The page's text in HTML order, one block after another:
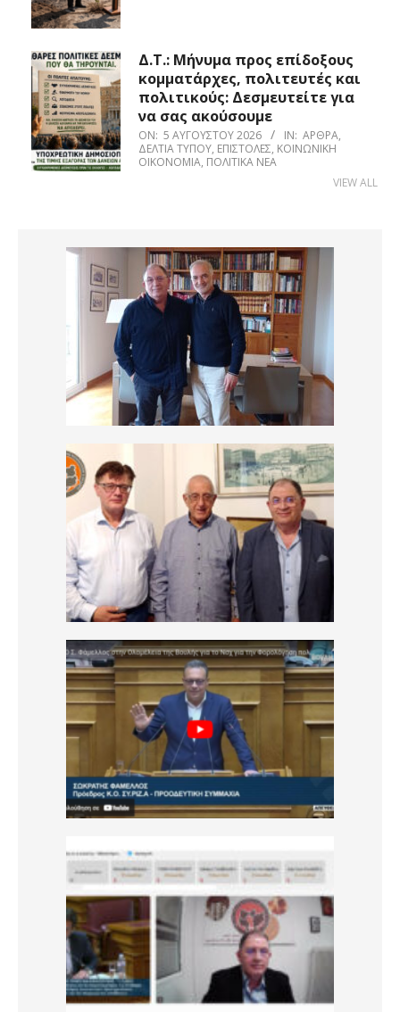
Δ.Τ.: Μήνυμα προς επίδοξους
κομματάρχες, πολιτευτές και
πολιτικούς: Δεσμευτείτε για
να σας ακούσουμε
ON: 5 ΑΥΓΟΎΣΤΟΥ 2026 IN: ΆΡΘΡΑ,
ΔΕΛΤΊΑ ΤΎΠΟΥ, ΕΠΙΣΤΟΛΈΣ, ΚΟΙΝΩΝΙΚΉ
ΟΙΚΟΝΟΜΊΑ, ΠΟΛΙΤΙΚΆ ΝΈΑ
VIEW ALL